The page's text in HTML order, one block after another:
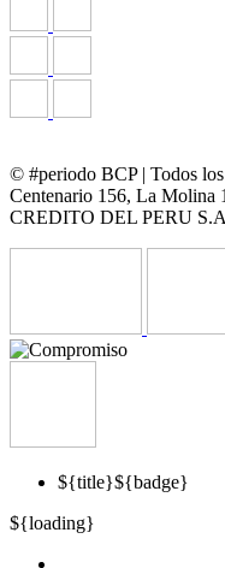
© #periodo BCP | Todos los
Centenario 156, La
CREDITO DEL PERU
${title}${badge}
${loading}